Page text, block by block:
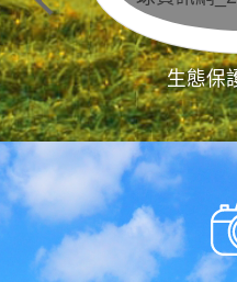
生態保